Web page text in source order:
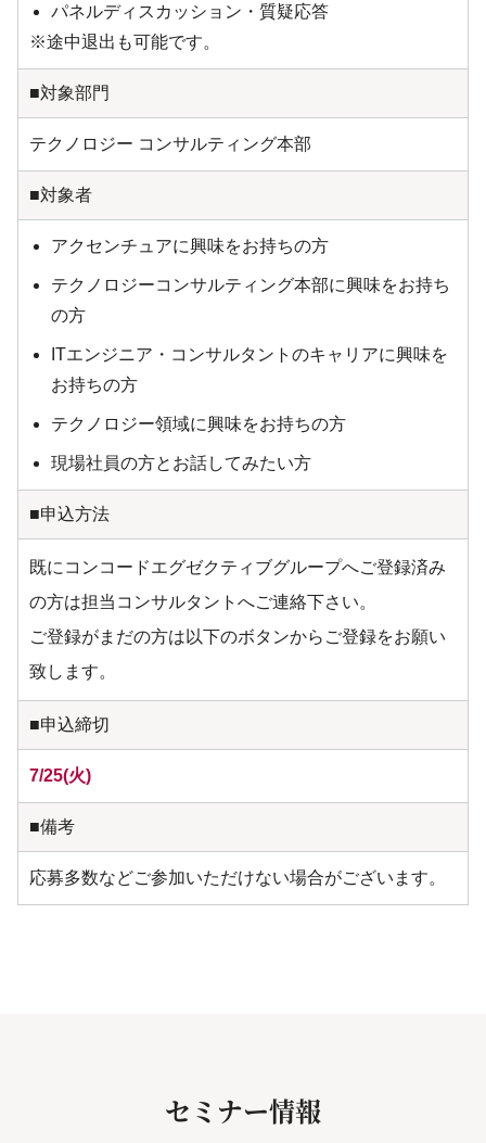
パネルディスカッション・質疑応答
※途中退出も可能です。
■対象部門
テクノロジー コンサルティング本部
■対象者
アクセンチュアに興味をお持ちの方
テクノロジーコンサルティング本部に興味をお持ち
の方
ITエンジニア・コンサルタントのキャリアに興味を
お持ちの方
テクノロジー領域に興味をお持ちの方
現場社員の方とお話してみたい方
■申込方法
既にコンコードエグゼクティブグループへご登録済み
の方は担当コンサルタントへご連絡下さい。
ご登録がまだの方は以下のボタンからご登録をお願い
致します。
■申込締切
7/25(火)
■備考
応募多数などご参加いただけない場合がございます。
セミナー情報